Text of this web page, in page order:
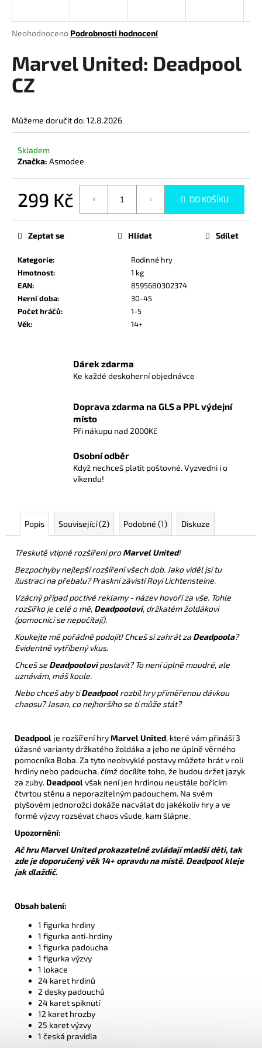
Průměrné
produktu
je
0,0
z
Neohodnoceno Podrobnosti hodnocení
Marvel United: Deadpool
CZ
Můžeme doručit do:12.8.2026
Skladem
Značka: Asmodee
299 Kč DO KOŠÍKU
Kategorie:
Rodinné hry
Hmotnost:
1 kg
EAN:
8595680302374
Herní doba:
30-45
Počet hráčů:
1-5
Věk: 14+
Zeptat se Hlídat Sdílet
Dárek zdarma
Ke každé deskoherní objednávce
Doprava zdarma na GLS a PPL výdejní
místo
Při nákupu nad 2000Kč
Osobní odběr
Když nechceš platit poštovné. Vyzvedni i o
víkendu!
Popis Související (2) Podobné (1) Diskuze
Třeskutě vtipné rozšíření pro Marvel United!
Bezpochyby nejlepší rozšíření všech dob. Jako viděl jsi tu
ilustraci na přebalu? Praskni závistí Royi Lichtensteine.
Vzácný případ poctivé reklamy - název hovoří za vše. Tohle
rozšířko je celé o mě, Deadpoolovi, držkatém žoldákovi
(pomocníci se nepočítají).
Koukejte mě pořádně podojit! Chceš si zahrát za Deadpoola?
Evidentně vytříbený vkus.
Chceš se Deadpoolovi postavit? To není úplně moudré, ale
uznávám, máš koule.
Nebo chceš aby ti Deadpool rozbil hry přiměřenou dávkou
chaosu? Jasan, co nejhoršího se ti může stát?
Deadpool je rozšíření hryMarvel United, které vám přináší 3
úžasné varianty držkatého žoldáka a jeho ne úplně věrného
pomocníka Boba. Za tyto neobvyklé postavy můžete hrát v roli
hrdiny nebo padoucha, čímž docílíte toho, že budou držet jazyk
za zuby. Deadpoolvšak není jen hrdinou neustále bořícím
čtvrtou stěnu a neporazitelným padouchem. Na svém
plyšovém jednorožci dokáže nacválat do jakékoliv hry a ve
formě výzvy rozsévat chaos všude, kam šlápne.
Upozornění:
Ač hru Marvel United prokazatelně zvládají mladší děti, tak
zde je doporučený věk 14+ opravdu na místě. Deadpool kleje
jak dlaždič.
Obsah balení:
1 figurka hrdiny
1 figurka anti-hrdiny
1 figurka padoucha
1 figurka výzvy
1 lokace
24 karet hrdinů
2 desky padouchů
24 karet spiknutí
12 karet hrozby
25 karet výzvy
1 česká pravidla
j
t
?
HLEDAT
u
e
m